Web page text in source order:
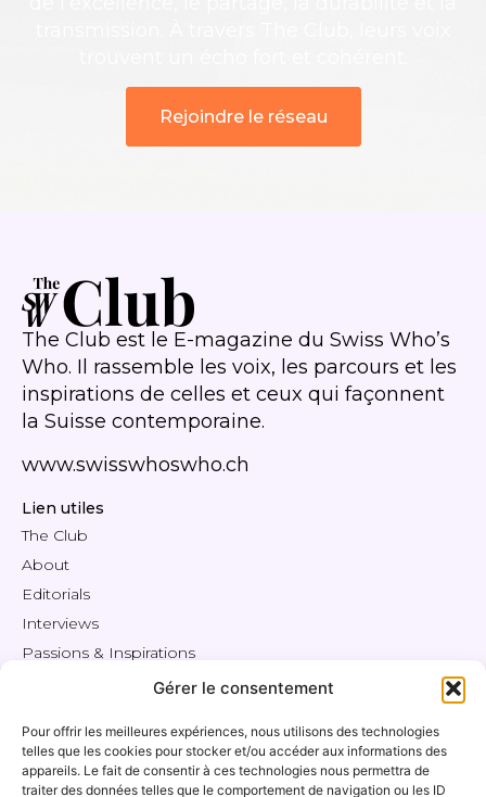
Gérer le consentement
Pour offrir les meilleures expériences, nous utilisons des technologies
telles que les cookies pour stocker et/ou accéder aux informations des
appareils. Le fait de consentir à ces technologies nous permettra de
traiter des données telles que le comportement de navigation ou les ID
Rejoindre le réseau
The Club est le E-magazine du Swiss Who’s
Who. Il rassemble les voix, les parcours et les
inspirations de celles et ceux qui façonnent
la Suisse contemporaine.
www.swisswhoswho.ch
Lien utiles
The Club
About
Editorials
Interviews
Passions & Inspirations
Shop / Offres
Espace Membres